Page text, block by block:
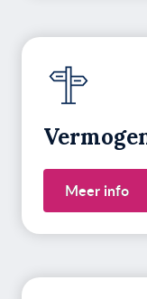
Meer info